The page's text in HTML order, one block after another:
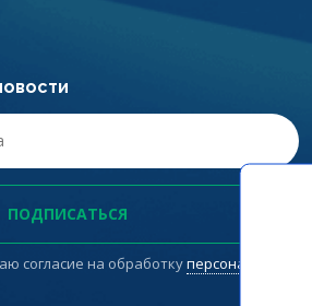
согласие на обработкуперсональных